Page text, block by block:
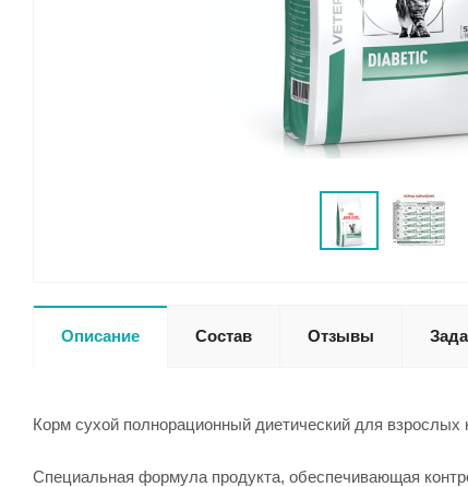
Описание Состав Отзывы
Корм сухой полнорационный диетический для
Специальная формула продукта, обеспечивающая